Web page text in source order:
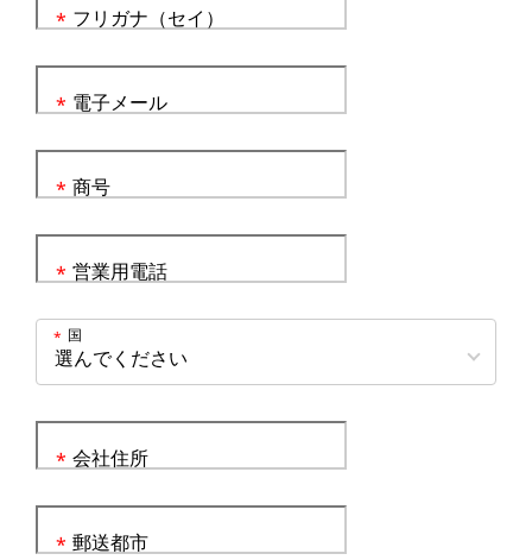
フリガナ（セイ）
*
電子メール
*
商号
*
営業用電話
*
国
*
会社住所
*
郵送都市
*